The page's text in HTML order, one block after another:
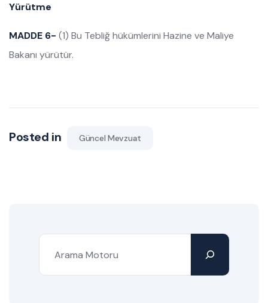
Yürütme
MADDE 6- (1) Bu Tebliğ hükümlerini Hazine ve Maliye
Bakanı yürütür.
Posted in Güncel Mevzuat